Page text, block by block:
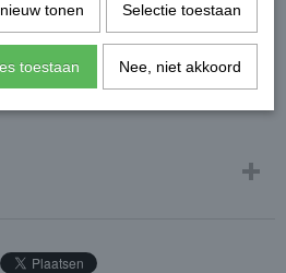
met muskatonsluiting.
tonen Selectie toestaan
toestaan Nee, niet akkoord